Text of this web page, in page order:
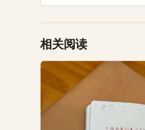
相关阅读